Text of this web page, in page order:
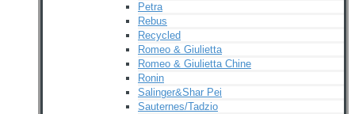
Petra
Rebus
Recycled
Romeo & Giulietta
Romeo & Giulietta Chine
Ronin
Salinger&Shar Pei
Sauternes/Tadzio